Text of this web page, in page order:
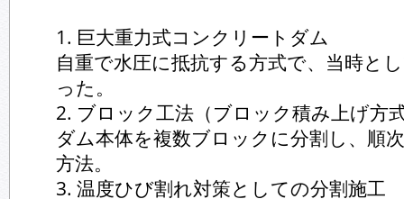
1. 巨大重力式コンクリートダム
自重で水圧に抵抗する方式で、当時と
った。
2. ブロック工法（ブロック積み上げ方
ダム本体を複数ブロックに分割し、順
方法。
3. 温度ひび割れ対策としての分割施工